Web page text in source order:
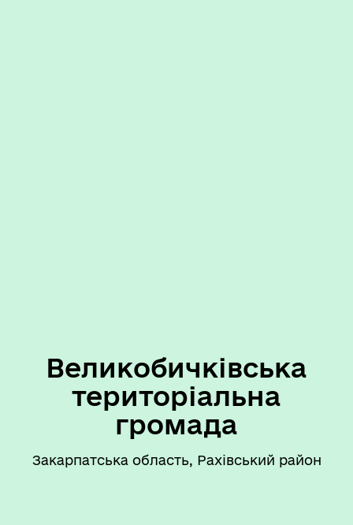
Великобичківська
територіальна
громада
Закарпатська область, Рахівський район